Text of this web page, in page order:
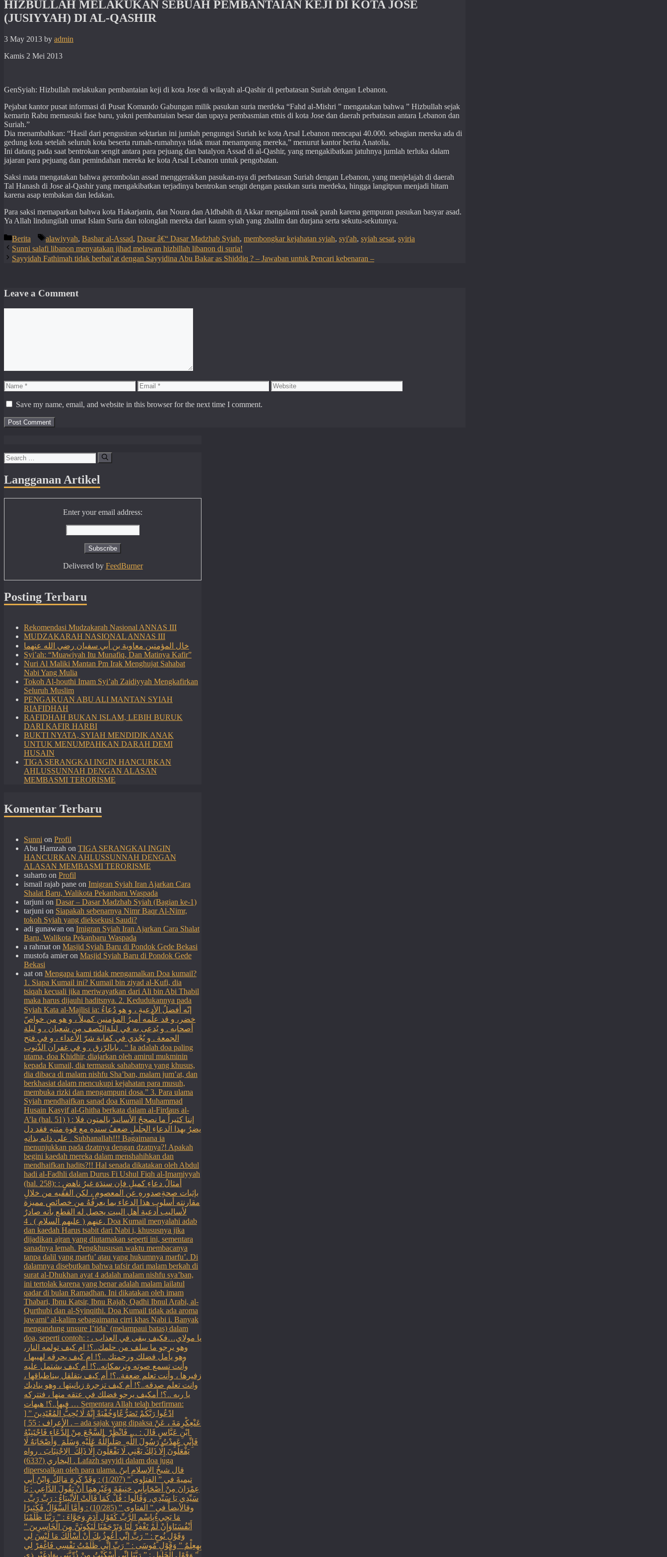
HIZBULLAH MELAKUKAN SEBUAH PEMBANTAIAN KEJI DI KOTA JOSE
(JUSIYYAH) DI AL-QASHIR
3 May 2013 by admin
Kamis 2 Mei 2013
GenSyiah: Hizbullah melakukan pembantaian keji di kota Jose di wilayah al-Qashir di perbatasan Suriah dengan Lebanon.
Pejabat kantor pusat informasi di Pusat Komando Gabungan milik pasukan suria merdeka “Fahd al-Mishri ” mengatakan bahwa ” Hizbullah sejak
kemarin Rabu memasuki fase baru, yakni pembantaian besar dan upaya pembasmian etnis di kota Jose dan daerah perbatasan antara Lebanon dan
Suriah.”
Dia menambahkan: “Hasil dari pengusiran sektarian ini jumlah pengungsi Suriah ke kota Arsal Lebanon mencapai 40.000. sebagian mereka ada di
gedung kota setelah seluruh kota beserta rumah-rumahnya tidak muat menampung mereka,” menurut kantor berita Anatolia.
Ini datang pada saat bentrokan sengit antara para pejuang dan batalyon Assad di al-Qashir, yang mengakibatkan jatuhnya jumlah terluka dalam
jajaran para pejuang dan pemindahan mereka ke kota Arsal Lebanon untuk pengobatan.
Saksi mata mengatakan bahwa gerombolan assad menggerakkan pasukan-nya di perbatasan Suriah dengan Lebanon, yang menjelajah di daerah
Tal Hanash di Jose al-Qashir yang mengakibatkan terjadinya bentrokan sengit dengan pasukan suria merdeka, hingga langitpun menjadi hitam
karena asap tembakan dan ledakan.
Para saksi memaparkan bahwa kota Hakarjanin, dan Noura dan Aldbabih di Akkar mengalami rusak parah karena gempuran pasukan basyar asad.
Ya Allah lindungilah umat Islam Suria dan tolonglah mereka dari kaum syiah yang zhalim dan durjana serta sekutu-sekutunya.
Categories
Berita Tags
alawiyyah, Bashar al-Assad, Dasar â€“ Dasar Madzhab Syiah, membongkar kejahatan syiah, syi'ah, syiah sesat, syiria
Sunni salafi libanon menyatakan jihad melawan hizbillah libanon di suria!
Sayyidah Fathimah tidak berbai’at dengan Sayyidina Abu Bakar as Shiddiq ? – Jawaban untuk Pencari kebenaran –
Leave a Comment
Name Email Website
Save my name, email, and website in this browser for the next time I comment.
Search
for:
Langganan Artikel
Enter your email address:
Delivered by FeedBurner
Posting Terbaru
Rekomendasi Mudzakarah Nasional ANNAS III
MUDZAKARAH NASIONAL ANNAS III
خال المؤمنين معاوية بن أبي سفيان رضي الله عنهما
Syi’ah: “Muawiyah Itu Munafiq, Dan Matinya Kafir”
Nuri Al Maliki Mantan Pm Irak Menghujat Sahabat
Nabi Yang Mulia
Tokoh Al-houthi Imam Syi’ah Zaidiyyah Mengkafirkan
Seluruh Muslim
PENGAKUAN ABU ALI MANTAN SYIAH
RIAFIDHAH
RAFIDHAH BUKAN ISLAM, LEBIH BURUK
DARI KAFIR HARBI
BUKTI NYATA, SYIAH MENDIDIK ANAK
UNTUK MENUMPAHKAN DARAH DEMI
HUSAIN
TIGA SERANGKAI INGIN HANCURKAN
AHLUSSUNNAH DENGAN ALASAN
MEMBASMI TERORISME
Komentar Terbaru
Sunni on Profil
Abu Hamzah on TIGA SERANGKAI INGIN
HANCURKAN AHLUSSUNNAH DENGAN
ALASAN MEMBASMI TERORISME
suharto on Profil
ismail rajab pane on Imigran Syiah Iran Ajarkan Cara
Shalat Baru, Walikota Pekanbaru Waspada
tarjuni on Dasar – Dasar Madzhab Syiah (Bagian ke-1)
tarjuni on Siapakah sebenarnya Nimr Baqr Al-Nimr,
tokoh Syiah yang dieksekusi Saudi?
adi gunawan on Imigran Syiah Iran Ajarkan Cara Shalat
Baru, Walikota Pekanbaru Waspada
a rahmat on Masjid Syiah Baru di Pondok Gede Bekasi
mustofa amieron Masjid Syiah Baru di Pondok Gede
Bekasi
aat on Mengapa kami tidak mengamalkan Doa kumail?
1. Siapa Kumail ini? Kumail bin ziyad al-Kufi, dia
tsiqah kecuali jika meriwayatkan dari Ali bin Abi Thabil
maka harus dijauhi haditsnya. 2. Kedudukannya pada
Syiah Kata al-Majlisi ia: إنّه أفضلُ الأدعيةِ ، و هو دُعاءُ
خضر، و قد علّمه أميرُ المؤمنين كميلاً ، و هو من خواصّ
أصحابه . و يُدعى به في ليلةالنّصف مِن شعبان ، و ليلة
الجمعة . و يُجْدي في كفاية شرّ الأعداء ، و في فتح
بابالرّزق ، و في غفران الذّنوب . “ Ia adalah doa paling
utama, doa Khidhir, diajarkan oleh amirul mukminin
kepada Kumail, dia termasuk sahabatnya yang khusus,
dia dibaca di malam nishfu Sha’ban, malam jum’at, dan
berkhasiat dalam mencukupi kejahatan para musuh,
membuka rizki dan mengampuni dosa.” 3. Para ulama
Syiah mendhaifkan sanad doa Kumail Muhammad
Husain Kasyif al-Ghitha berkata dalam al-Firdaus al-
A’la (hal. 51) ) : إننا كثيراً ما نصححُ الأسانيدَ بالمتون فلا
يضرُ بهذا الدعاءِ الجليلِ ضعفُ سندهِ مع قوةِ متنهِ فقد دل
على ذاته بذاتهِ . Subhanallah!!! Bagaimana ia
menunjukkan pada dzatnya dengan dzatnya?! Apakah
begini kaedah mereka dalam menshahihkan dan
mendhaifkan hadits?!! Hal senada dikatakan oleh Abdul
hadi al-Fadhli dalam Durus Fi Ushul Fiqh al-Imamiyyah
(hal. 258): : أمثالُ دعاءِ كميلِ فإن سندَهَ غيرُ ناهضٍ
بإثبات صحةِصدورهِ عن المعصومِ ، لكن الفقيه من خلالِ
مقارنته أسلوب هذا الدعاء بما يعرفُهُ من خصائص مميزة
لأساليب أدعية أهل البيت يحصل له القطع بأنه صادرٌ
عنهم ( عليهم السلام ) . 4. Doa Kumail menyalahi adab
dan kaedah Harus tsabit dari Nabi i, khususnya jika
dijadikan ajran yang diutamakan seperti ini, sementara
sanadnya lemah. Pengkhususan waktu membacanya
tanpa dalil yang marfu’ atau yang hukumnya marfu’. Di
dalamnya disebutkan bahwa tafsir dari malam berkah di
surat al-Dhukhan ayat 4 adalah malam nishfu sya’ban,
ini tertolak karena yang benar adalah malam lailatul
qadar di bulan Ramadhan. Ini dikatakan oleh imam
Thabari, Ibnu Katsir, Ibnu Rajab, Qadhi Ibnul Arabi, al-
Qurthubi dan al-Syinqithi. Doa Kumail tidak ada aroma
jawami’ al-kalim sebagaimana cirri khas Nabi i. Banyak
mengandung unsure I’tida` (melampaui batas) dalam
doa, seperti contoh: : يا مولاي…فكيف يبقى في العذاب ،
وهو يرجو ما سلف من حلمك..؟! ام كيف تولمه النار،
وهو يأمل فضلك ورحمتك ..؟! ام كيف يحرقه لهيبها ،
وأنت تسمع صوته وترىمكانه..؟! أم كيف بشتمل عليه
زفيرها ، وأنت تعلم ضعفة..؟! أم كيف يتقلقل بيناطباقها ،
وانت تعلم صدقه..؟! أم كيف تزجرة زبانيتها ، وهو يناديك
يا ربه ..؟! أمكيف يرجو فضلك في عتقه منها ، فتتركه
فيها..؟! هيهات … Sementara Allah telah berfirman:
ادْعُوا رَبَّكُمْ تَضَرُّعًاوَخُفْيَةً إِنَّهُ لَا يُحِبُّ الْمُعْتَدِينَ ” [
الأعراف : 55 ] . – ada sajak yang dipaksa ‏عَنْ‏‏عِكْرِمَةَ ‏، ‏عَنْ
‏ ‏ابْنِ عَبَّاسٍ ‏‏قَالَ : … فَانْظُرْ ‏‏ السَّجْعَ ‏‏مِنْ الدُّعَاءِ فَاجْتَنِبْهُ
فَإِنِّي عَهِدْتُ رَسُولَ اللَّهِ ‏ ‏صَلَّىاللَّهُ عَلَيْهِ وَسَلَّمَ ‏ ‏وَأَصْحَابَهُ لَا
يَفْعَلُونَ إِلَّا ذَلِكَ ‏‏يَعْنِي لَا يَفْعَلُونَ إِلَّا ذَلِكَ ‏ ‏الِاجْتِنَابَ . رواه
البخاري (6337) . Lafazh sayyidi dalam doa juga
dipersoalkan oleh para ulama. قال شيخُ الإسلامِ ابنُ
تيميةَ في ” الفتاوى ” (1/207) : وَقَدْ كَرِهَ مَالِكٌ وَابْنُ أَبِي
عِمْرَانَ مِنْ أَصْحَابِأَبِي حَنِيفَةَ وَغَيْرِهِمَا أَنْ يَقُولَ الدَّاعِي : يَا
سَيِّدِي يَا سَيِّدِي، وَقَالُوا : قُلْ كَمَا قَالَتْ الْأَنْبِيَاءُ : رَبِّ رَبِّ .
وقالأيضاً في ” الفتاوى ” (10/285) : وَأَمَّا السُّؤَالُ فَكَثِيرًا
مَا يَجِيءُبِاسْمِ الرَّبِّ كَقَوْلِ آدَمَ وَحَوَّاءَ : ” رَبَّنَا ظَلَمْنَا
أَنْفُسَنَاوَإِنْ لَمْ تَغْفِرْ لَنَا وَتَرْحَمْنَا لَنَكُونَنَّ مِنَ الْخَاسِرِينَ ”
وَقَوْلِ نُوحٍ : ” رَبِّ إنِّي أَعُوذُ بِكَ أَنْ أَسْأَلَكَ مَا لَيْسَ لِي
بِهِعِلْمٌ ” وَقَوْلِ مُوسَى : ” رَبِّ إنِّي ظَلَمْتُ نَفْسِي فَاغْفِرْ لِي
” وَقَوْلِ الْخَلِيلِ : ” رَبَّنَا إنِّي أَسْكَنْتُ مِنْ ذُرِّيَّتِي بِوَادٍغَيْرِ ذِي